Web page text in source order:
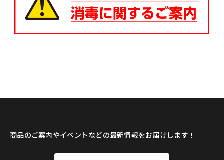
商品のご案内やイベントなどの最新情報をお届けします！